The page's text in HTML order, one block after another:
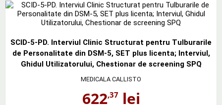
SCID-5-PD. Interviul Clinic Structurat pentru Tulburarile
de Personalitate din DSM-5, SET plus licenta; Interviul,
Ghidul Utilizatorului, Chestionar de screening SPQ
MEDICALA CALLISTO
622,37lei